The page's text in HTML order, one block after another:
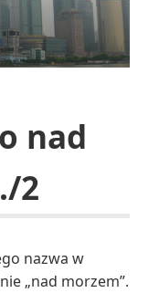
nad
2
nazwa w
„nad morzem”.